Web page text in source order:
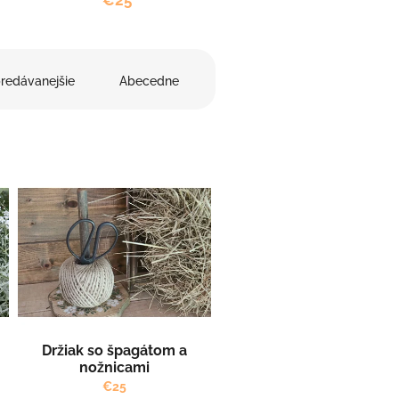
Abecedne
Držiak so špagátom a
nožnicami
€25